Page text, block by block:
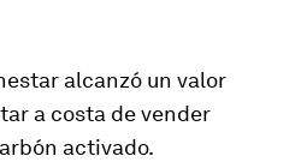
alcanzó un valor
a costa de vender
activado.